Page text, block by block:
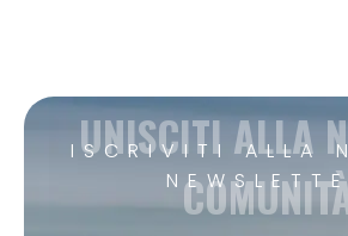
ISCRIVITI ALLA
UNISCITI ALLA